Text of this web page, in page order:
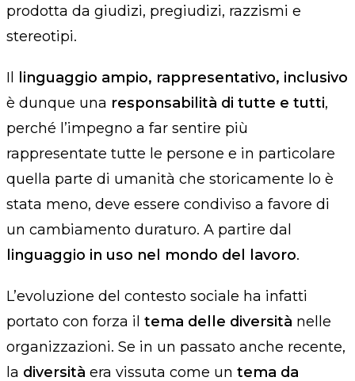
prodotta da giudizi, pregiudizi, razzismi e
stereotipi.
Il
linguaggio ampio, rappresentativo, inclusivo
è dunque una responsabilità di tutte e tutti,
perché l’impegno a far sentire più
rappresentate tutte le persone e in particolare
quella parte di umanità che storicamente lo è
stata meno, deve essere condiviso a favore di
un cambiamento duraturo. A partire dal
linguaggio in uso nel mondo del lavoro.
L’evoluzione del contesto sociale ha infatti
portato con forza il tema delle diversità nelle
organizzazioni. Se in un passato anche recente,
la diversità era vissuta come un tema da